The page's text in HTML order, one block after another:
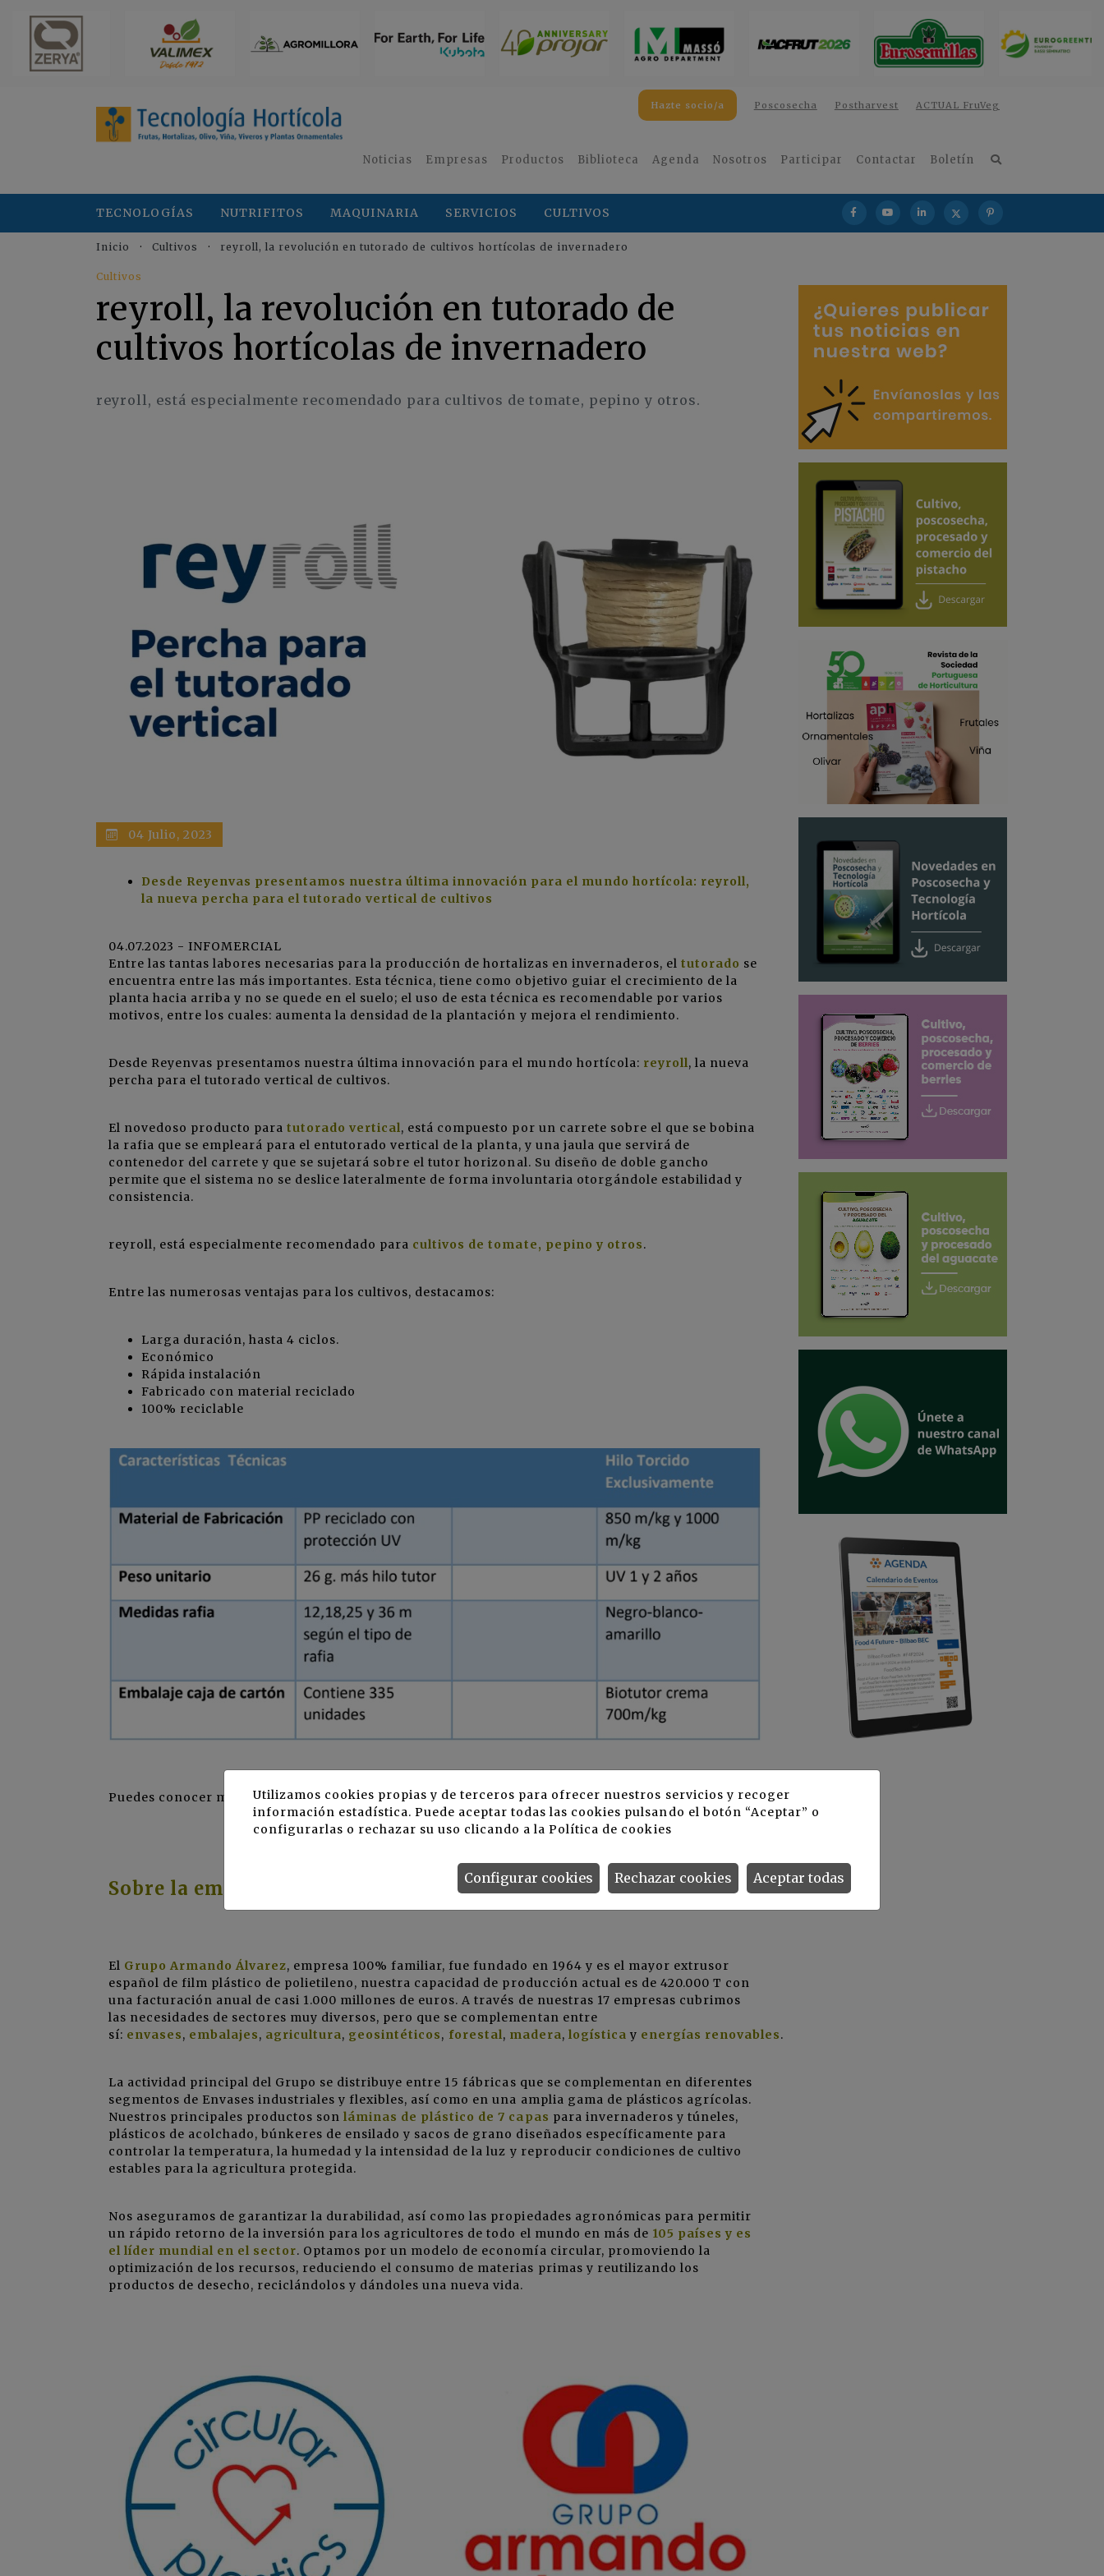
Hazte socio/a Poscosecha Postharvest ACTUAL FruVeg
Noticias Empresas Productos Biblioteca Agenda Nosotros Participar Contactar Boletín
TECNOLOGÍAS NUTRIFITOS MAQUINARIA SERVICIOS CULTIVOS
Inicio Cultivos reyroll, la revolución en tutorado de cultivos hortícolas de invernadero
Cultivos
reyroll, la revolución en tutorado de
cultivos hortícolas de invernadero
reyroll, está especialmente recomendado para cultivos de tomate, pepino y otros.
04 Julio, 2023
Desde Reyenvas presentamos nuestra última innovación para el mundo hortícola: reyroll,
la nueva percha para el tutorado vertical de cultivos
04.07.2023 - INFOMERCIAL
Entre las tantas labores necesarias para la producción de hortalizas en invernaderos, el tutorado se
encuentra entre las más importantes. Esta técnica, tiene como objetivo guiar el crecimiento de la
planta hacia arriba y no se quede en el suelo; el uso de esta técnica es recomendable por varios
motivos, entre los cuales: aumenta la densidad de la plantación y mejora el rendimiento.
Desde Reyenvas presentamos nuestra última innovación para el mundo hortícola: reyroll, la nueva
percha para el tutorado vertical de cultivos.
El novedoso producto para tutorado vertical, está compuesto por un carrete sobre el que se bobina
la rafia que se empleará para el entutorado vertical de la planta, y una jaula que servirá de
contenedor del carrete y que se sujetará sobre el tutor horizonal. Su diseño de doble gancho
permite que el sistema no se deslice lateralmente de forma involuntaria otorgándole estabilidad y
consistencia.
reyroll, está especialmente recomendado para cultivos de tomate, pepino y otros.
Entre las numerosas ventajas para los cultivos, destacamos:
Larga duración, hasta 4 ciclos.
Económico
Rápida instalación
Fabricado con material reciclado
100% reciclable
Puedes conocer más detalles sobre este productoAQUÍ.
Sobre la empresa
El Grupo Armando Álvarez, empresa 100% familiar, fue fundado en 1964 y es el mayor extrusor
español de film plástico de polietileno, nuestra capacidad de producción actual es de 420.000 T con
una facturación anual de casi 1.000 millones de euros. A través de nuestras 17 empresas cubrimos
las necesidades de sectores muy diversos, pero que se complementan entre
sí: envases, embalajes, agricultura, geosintéticos, forestal, madera, logística y energías renovables.
La actividad principal del Grupo se distribuye entre 15 fábricas que se complementan en diferentes
segmentos de Envases industriales y flexibles, así como en una amplia gama de plásticos agrícolas.
Nuestros principales productos son láminas de plástico de 7 capas para invernaderos y túneles,
plásticos de acolchado, búnkeres de ensilado y sacos de grano diseñados específicamente para
controlar la temperatura, la humedad y la intensidad de la luz y reproducir condiciones de cultivo
estables para la agricultura protegida.
Nos aseguramos de garantizar la durabilidad, así como las propiedades agronómicas para permitir
un rápido retorno de la inversión para los agricultores de todo el mundo en más de 105 países y es
el líder mundial en el sector. Optamos por un modelo de economía circular, promoviendo la
optimización de los recursos, reduciendo el consumo de materias primas y reutilizando los
productos de desecho, reciclándolos y dándoles una nueva vida.
Utilizamos cookies propias y de terceros para ofrecer nuestros servicios y recoger
información estadística. Puede aceptar todas las cookies pulsando el botón “Aceptar” o
configurarlas o rechazar su uso clicando a laPolítica de cookies
Aceptar todas
Rechazar cookies
Configurar cookies